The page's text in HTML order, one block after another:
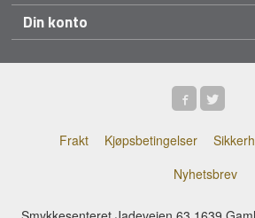
Din konto
Frakt Kjøpsbetingelser
Nyhetsbrev